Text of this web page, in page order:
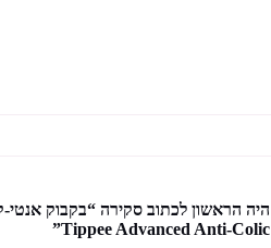
Tippee Advanced Anti-Colic”